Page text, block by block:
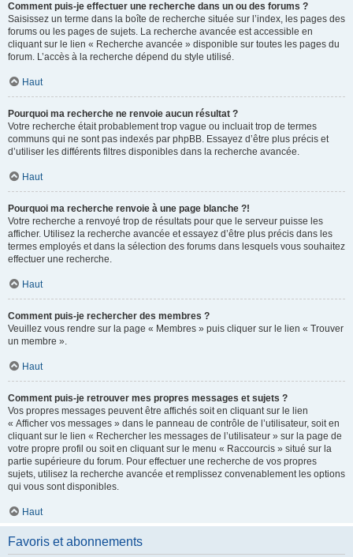
Comment puis-je effectuer une recherche dans un ou des forums ?
Saisissez un terme dans la boîte de recherche située sur l’index, les pages des
forums ou les pages de sujets. La recherche avancée est accessible en
cliquant sur le lien « Recherche avancée » disponible sur toutes les pages du
forum. L’accès à la recherche dépend du style utilisé.
Haut
Pourquoi ma recherche ne renvoie aucun résultat ?
Votre recherche était probablement trop vague ou incluait trop de termes
communs qui ne sont pas indexés par phpBB. Essayez d’être plus précis et
d’utiliser les différents filtres disponibles dans la recherche avancée.
Haut
Pourquoi ma recherche renvoie à une page blanche ?!
Votre recherche a renvoyé trop de résultats pour que le serveur puisse les
afficher. Utilisez la recherche avancée et essayez d’être plus précis dans les
termes employés et dans la sélection des forums dans lesquels vous souhaitez
effectuer une recherche.
Haut
Comment puis-je rechercher des membres ?
Veuillez vous rendre sur la page « Membres » puis cliquer sur le lien « Trouver
un membre ».
Haut
Comment puis-je retrouver mes propres messages et sujets ?
Vos propres messages peuvent être affichés soit en cliquant sur le lien
« Afficher vos messages » dans le panneau de contrôle de l’utilisateur, soit en
cliquant sur le lien « Rechercher les messages de l’utilisateur » sur la page de
votre propre profil ou soit en cliquant sur le menu « Raccourcis » situé sur la
partie supérieure du forum. Pour effectuer une recherche de vos propres
sujets, utilisez la recherche avancée et remplissez convenablement les options
qui vous sont disponibles.
Haut
Favoris et abonnements